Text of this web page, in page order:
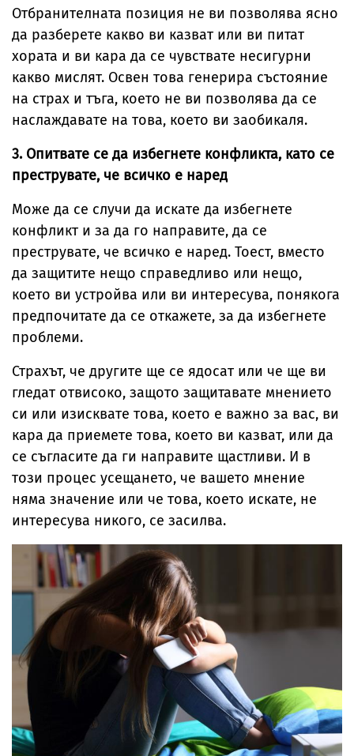
Отбранителната позиция не ви позволява ясно
да разберете какво ви казват или ви питат
хората и ви кара да се чувствате несигурни
какво мислят. Освен това генерира състояние
на страх и тъга, което не ви позволява да се
наслаждавате на това, което ви заобикаля.
3. Опитвате се да избегнете конфликта, като се
преструвате, че всичко е наред
Може да се случи да искате да избегнете
конфликт и за да го направите, да се
преструвате, че всичко е наред. Тоест, вместо
да защитите нещо справедливо или нещо,
което ви устройва или ви интересува, понякога
предпочитате да се откажете, за да избегнете
проблеми.
Страхът, че другите ще се ядосат или че ще ви
гледат отвисоко, защото защитавате мнението
си или изисквате това, което е важно за вас, ви
кара да приемете това, което ви казват, или да
се съгласите да ги направите щастливи. И в
този процес усещането, че вашето мнение
няма значение или че това, което искате, не
интересува никого, се засилва.